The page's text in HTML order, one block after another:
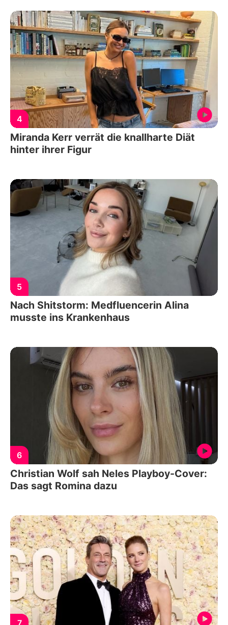
4
Miranda Kerr verrät die knallharte Diät
hinter ihrer Figur
5
Nach Shitstorm: Medfluencerin Alina
musste ins Krankenhaus
6
Christian Wolf sah Neles Playboy-Cover:
Das sagt Romina dazu